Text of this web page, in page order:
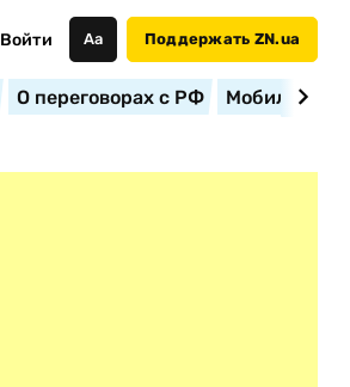
Войти Аа Поддержать ZN.ua
О переговорах с РФ